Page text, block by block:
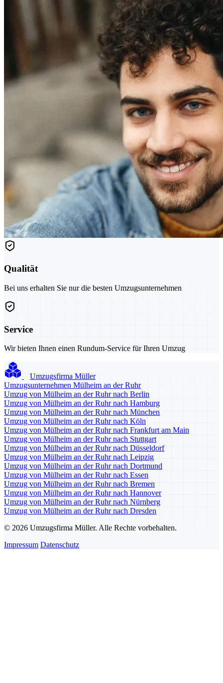
Qualität
Bei uns erhalten Sie nur die besten Umzugsunternehmen
Service
Wir bieten Ihnen einen Rundum-Service für Ihren Umzug
Umzugsfirma Müller
Umzugsunternehmen Mülheim an der Ruhr
Umzug von Mülheim an der Ruhr nach Berlin
Umzug von Mülheim an der Ruhr nach Hamburg
Umzug von Mülheim an der Ruhr nach München
Umzug von Mülheim an der Ruhr nach Köln
Umzug von Mülheim an der Ruhr nach Frankfurt am Main
Umzug von Mülheim an der Ruhr nach Stuttgart
Umzug von Mülheim an der Ruhr nach Düsseldorf
Umzug von Mülheim an der Ruhr nach Leipzig
Umzug von Mülheim an der Ruhr nach Dortmund
Umzug von Mülheim an der Ruhr nach Essen
Umzug von Mülheim an der Ruhr nach Bremen
Umzug von Mülheim an der Ruhr nach Hannover
Umzug von Mülheim an der Ruhr nach Nürnberg
Umzug von Mülheim an der Ruhr nach Dresden
© 2026 Umzugsfirma Müller. Alle Rechte vorbehalten.
Impressum Datenschutz